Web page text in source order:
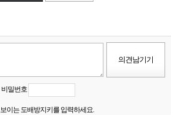
비밀번호
보이는 도배방지키를 입력하세요.